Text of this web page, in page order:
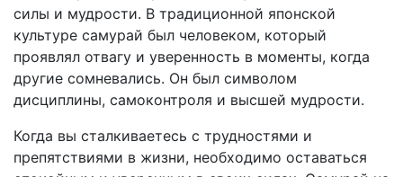
силы и мудрости. В традиционной японской
культуре самурай был человеком, который
проявлял отвагу и уверенность в моменты, когда
другие сомневались. Он был символом
дисциплины, самоконтроля и высшей мудрости.
Когда вы сталкиваетесь с трудностями и
препятствиями в жизни, необходимо оставаться